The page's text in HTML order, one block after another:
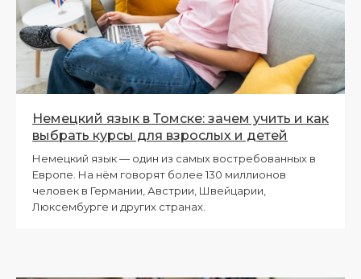
Немецкий язык в Томске: зачем учить и как
выбрать курсы для взрослых и детей
Немецкий язык — один из самых востребованных в
Европе. На нём говорят более 130 миллионов
человек в Германии, Австрии, Швейцарии,
Люксембурге и других странах.